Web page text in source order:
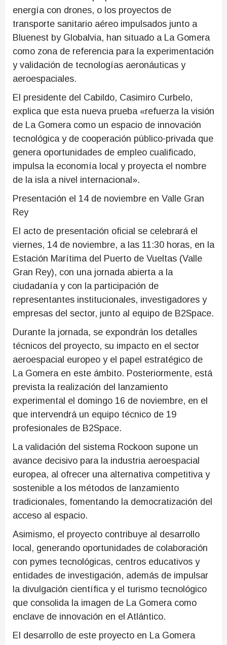
energía con drones, o los proyectos de
transporte sanitario aéreo impulsados junto a
Bluenest by Globalvia, han situado a La Gomera
como zona de referencia para la experimentación
y validación de tecnologías aeronáuticas y
aeroespaciales.
El presidente del Cabildo, Casimiro Curbelo,
explica que esta nueva prueba «refuerza la visión
de La Gomera como un espacio de innovación
tecnológica y de cooperación público-privada que
genera oportunidades de empleo cualificado,
impulsa la economía local y proyecta el nombre
de la isla a nivel internacional».
Presentación el 14 de noviembre en Valle Gran
Rey
El acto de presentación oficial se celebrará el
viernes, 14 de noviembre, a las 11:30 horas, en la
Estación Marítima del Puerto de Vueltas (Valle
Gran Rey), con una jornada abierta a la
ciudadanía y con la participación de
representantes institucionales, investigadores y
empresas del sector, junto al equipo de B2Space.
Durante la jornada, se expondrán los detalles
técnicos del proyecto, su impacto en el sector
aeroespacial europeo y el papel estratégico de
La Gomera en este ámbito. Posteriormente, está
prevista la realización del lanzamiento
experimental el domingo 16 de noviembre, en el
que intervendrá un equipo técnico de 19
profesionales de B2Space.
La validación del sistema Rockoon supone un
avance decisivo para la industria aeroespacial
europea, al ofrecer una alternativa competitiva y
sostenible a los métodos de lanzamiento
tradicionales, fomentando la democratización del
acceso al espacio.
Asimismo, el proyecto contribuye al desarrollo
local, generando oportunidades de colaboración
con pymes tecnológicas, centros educativos y
entidades de investigación, además de impulsar
la divulgación científica y el turismo tecnológico
que consolida la imagen de La Gomera como
enclave de innovación en el Atlántico.
El desarrollo de este proyecto en La Gomera